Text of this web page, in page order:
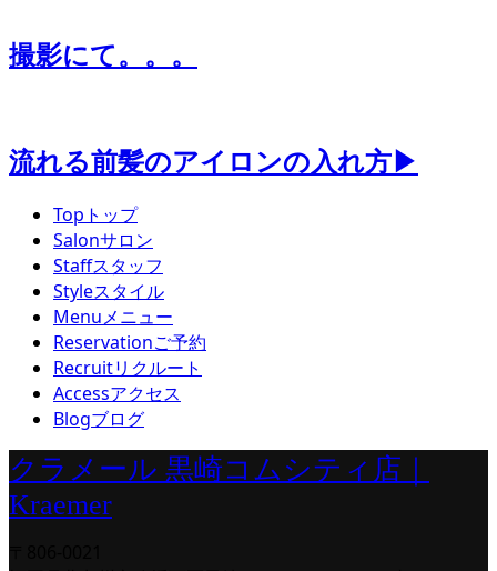
撮影にて。。。
流れる前髪のアイロンの入れ方▶
Top トップ
Salonサロン
Staffスタッフ
Styleスタイル
Menuメニュー
Reservationご予約
Recruitリクルート
Accessアクセス
Blogブログ
クラメール 黒崎コムシティ店｜
Kraemer